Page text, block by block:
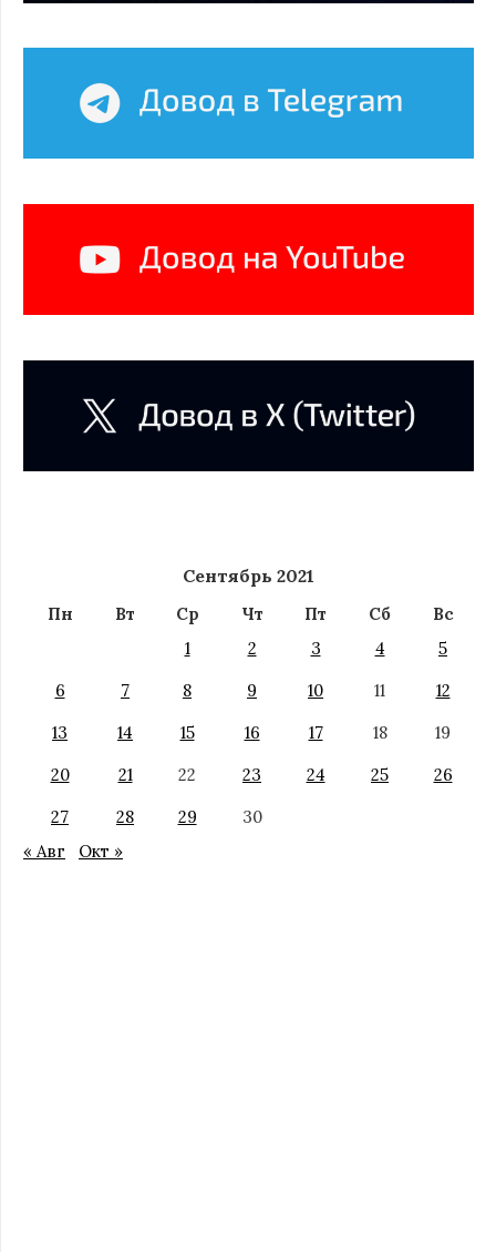
Сентябрь 2021
Пн Вт Ср Чт Пт Сб
Вс
1
2 3 4
5
6
7 8 9 10 11
12
13
14 15 16 17 18
19
20
21 22 23 24 25
26
27
28 29
30
« Авг
Окт »